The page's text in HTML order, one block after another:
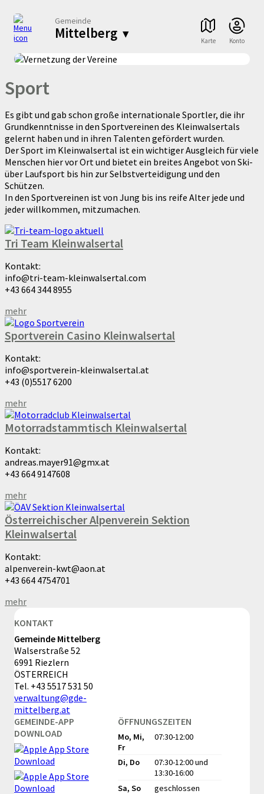
Gemeinde
Mittelberg ▾ Karte Konto
Sport
Es gibt und gab schon große internationale Sportler, die ihr
Grundkenntnisse in den Sportvereinen des Kleinwalsertals
gelernt haben und in ihren Talenten gefördert wurden.
Der Sport im Kleinwalsertal ist ein wichtiger Ausgleich für viele
Menschen hier vor Ort und bietet ein breites Angebot von Ski-
über Laufsport bis hin zur Selbstverteidigung und den
Schützen.
In den Sportvereinen ist von Jung bis ins reife Alter jede und
jeder willkommen, mitzumachen.
Tri Team Kleinwalsertal
Kontakt:
info@tri-team-kleinwalsertal.com
+43 664 344 8955
mehr
Sportverein Casino Kleinwalsertal
Kontakt:
info@sportverein-kleinwalsertal.at
+43 (0)5517 6200
mehr
Motorradstammtisch Kleinwalsertal
Kontakt:
andreas.mayer91@gmx.at
+43 664 9147608
mehr
Österreichischer Alpenverein Sektion
Kleinwalsertal
Kontakt:
alpenverein-kwt@aon.at
+43 664 4754701
mehr
KONTAKT
Gemeinde Mittelberg
Walserstraße 52
6991 Riezlern
ÖSTERREICH
Tel. +43 5517 531 50
verwaltung@gde-
mittelberg.at
GEMEINDE-APP
DOWNLOAD
ÖFFNUNGSZEITEN
Mo, Mi,
Fr
07:30-12:00
Di, Do 07:30-12:00und
13:30-16:00
Sa, So
geschlossen